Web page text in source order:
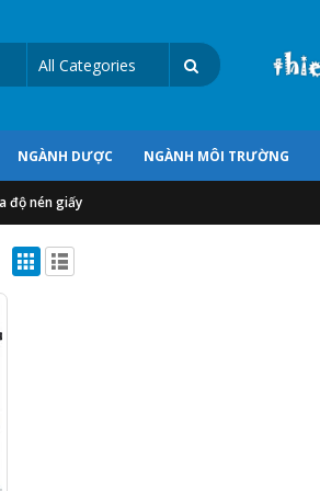
NGÀNH DƯỢC NGÀNH MÔI TRƯỜNG
độ nén giấy